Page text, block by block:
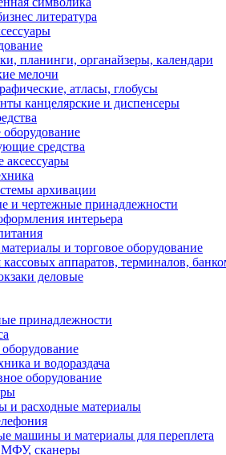
литература
планинги, органайзеры, календари
мелочи
атласы, глобусы
канцелярские и диспенсеры
оборудование
средства
аксессуары
архивации
и чертежные принадлежности
интерьера
и торговое оборудование
аппаратов, терминалов,
деловые
принадлежности
и водораздача
оборудование
и расходные материалы
машины и материалы для переплета
сканеры